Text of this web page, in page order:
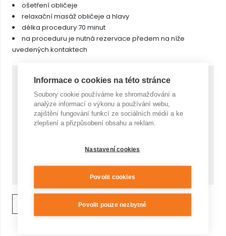
ošetření obličeje
relaxační masáž obličeje a hlavy
délka procedury 70 minut
na proceduru je nutná rezervace předem na níže
uvedených kontaktech
Cena za 1 ks s DPH 1 250,- Kč 1490,- Kč
Počet
1 250,- Kč
ZPĚT NA VÝPIS
Informace o cookies na této stránce
Soubory cookie používáme ke shromažďování a
analýze informací o výkonu a používání webu,
zajištění fungování funkcí ze sociálních médií a ke
zlepšení a přizpůsobení obsahu a reklam.
Nastavení cookies
Povolit cookies
Povolit pouze nezbytné